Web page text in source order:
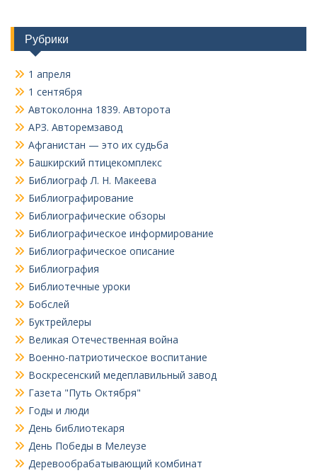
Рубрики
1 апреля
1 сентября
Автоколонна 1839. Авторота
АРЗ. Авторемзавод
Афганистан — это их судьба
Башкирский птицекомплекс
Библиограф Л. Н. Макеева
Библиографирование
Библиографические обзоры
Библиографическое информирование
Библиографическое описание
Библиография
Библиотечные уроки
Бобслей
Буктрейлеры
Великая Отечественная война
Военно-патриотическое воспитание
Воскресенский медеплавильный завод
Газета "Путь Октября"
Годы и люди
День библиотекаря
День Победы в Мелеузе
Деревообрабатывающий комбинат